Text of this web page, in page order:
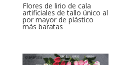
Flores de lirio de cala
artificiales de tallo único al
por mayor de plástico
más baratas